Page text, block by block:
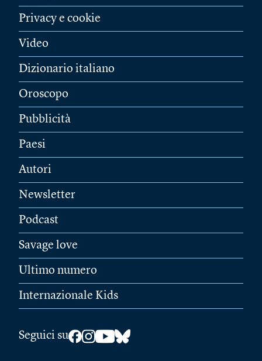
Privacy e cookie
Video
Dizionario italiano
Oroscopo
Pubblicità
Paesi
Autori
Newsletter
Podcast
Savage love
Ultimo numero
Internazionale Kids
Seguici su